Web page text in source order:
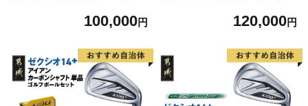
SWS _(都城市)ダンロップ ゼ
GH neo スチールシャフトゴ
ルフ用品 スポーツ用品 日本
製 MADE IN JAPAN 国産 ゴ
ルフクラブ
100,000円
ット_GV-C701-5R _(都城市)
MP1400 カーボンシャフト ゴ
ルフ用品 スポーツ用品 日本
製 MADE IN JAPAN 国産 ゴ
ルフクラブ
120,000円